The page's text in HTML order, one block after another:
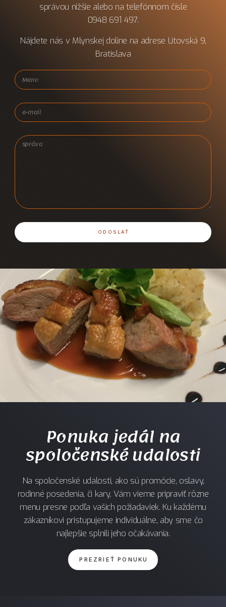
správou nižšie alebo na telefónnom čísle
0948 691 497.
Nájdete nás v Mlynskej doline na adrese Litovská 9,
Bratislava
ODOSLAŤ
Ponuka jedál na
spoločenské udalosti
Na spoločenské udalosti, ako sú promócie, oslavy,
rodinné posedenia, či kary, Vám vieme pripraviť rôzne
menu presne podľa vašich požiadaviek. Ku každému
zákazníkovi pristupujeme individuálne, aby sme čo
najlepšie splnili jeho očakávania.
PREZRIEŤ PONUKU